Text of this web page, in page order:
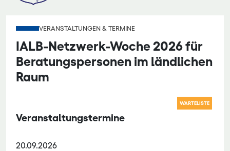
VERANSTALTUNGEN & TERMINE
IALB-Netzwerk-Woche 2026 für
Beratungspersonen im ländlichen
Raum
WARTELISTE
Veranstaltungstermine
20.09.2026